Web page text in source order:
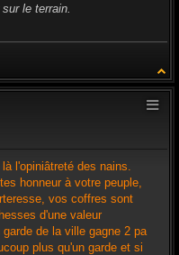
le terrain.
l'opiniâtreté des nains.
honneur à votre peuple,
vos coffres sont
d'une valeur
de la ville gagne 2 pa
plus qu'un garde et si